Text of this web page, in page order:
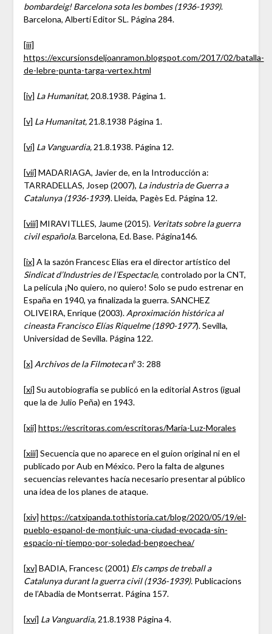
bombardeig! Barcelona sota les bombes (1936-1939).
Barcelona, Albertí Editor SL. Página 284.
[iii]
https://excursionsdeljoanramon.blogspot.com/2017/02/batalla-
de-lebre-punta-targa-vertex.html
[iv] La Humanitat,20.8.1938. Página 1.
[v] La Humanitat,21.8.1938 Página 1.
[vi] La Vanguardia,21.8.1938. Página 12.
[vii] MADARIAGA, Javier de, en la Introducción a:
TARRADELLAS, Josep (2007), La industria de Guerra a
Catalunya (1936-1939). Lleida, Pagès Ed. Página 12.
[viii] MIRAVITLLES, Jaume (2015). Veritats sobre la guerra
civil española.Barcelona, Ed. Base. Página146.
[ix] A la sazón Francesc Elías era el director artístico del
Sindicat d’Industries de l’Espectacle, controlado por la CNT,
La película ¡No quiero, no quiero! Solo se pudo estrenar en
España en 1940, ya finalizada la guerra. SANCHEZ
OLIVEIRA, Enrique (2003).Aproximación histórica al
cineasta Francisco Elías Riquelme (1890-1977). Sevilla,
Universidad de Sevilla. Página 122.
[x] Archivos de la Filmotecanº 3: 288
[xi] Su autobiografía se publicó en la editorial Astros (igual
que la de Julio Peña) en 1943.
[xii] https://escritoras.com/escritoras/Maria-Luz-Morales
[xiii] Secuencia que no aparece en el guion original ni en el
publicado por Aub en México. Pero la falta de algunes
secuencias relevantes hacía necesario presentar al público
una idea de los planes de ataque.
[xiv] https://catxipanda.tothistoria.cat/blog/2020/05/19/el-
pueblo-espanol-de-montjuic-una-ciudad-evocada-sin-
espacio-ni-tiempo-por-soledad-bengoechea/
[xv] BADIA, Francesc (2001) Els camps de treball a
Catalunya durant la guerra civil (1936-1939).Publicacions
de l’Abadia de Montserrat. Página 157.
[xvi] La Vanguardia,21.8.1938 Página 4.